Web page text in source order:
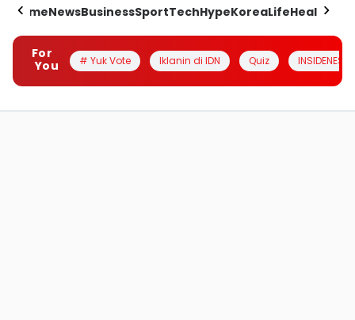
HomeNewsBusinessSportTechHypeKoreaLifeHealth
For
You
# Yuk Vote Iklanin di IDN Quiz INSIDENESIA